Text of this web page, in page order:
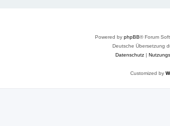
Powered by phpBB® Forum
Deutsche Übersetzung
Datenschutz|
Customized by